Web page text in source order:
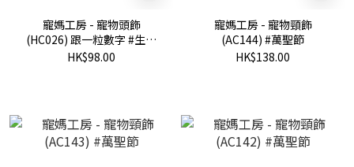
寵媽工房 - 寵物頭飾
(HC026) 跟一粒數字 #生日
帽
HK$98.00
寵媽工房 - 寵物頸飾
(AC144) #萬聖節
HK$138.00